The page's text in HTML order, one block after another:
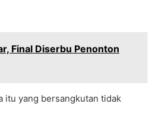
Final Diserbu Penonton
itu yang bersangkutan tidak